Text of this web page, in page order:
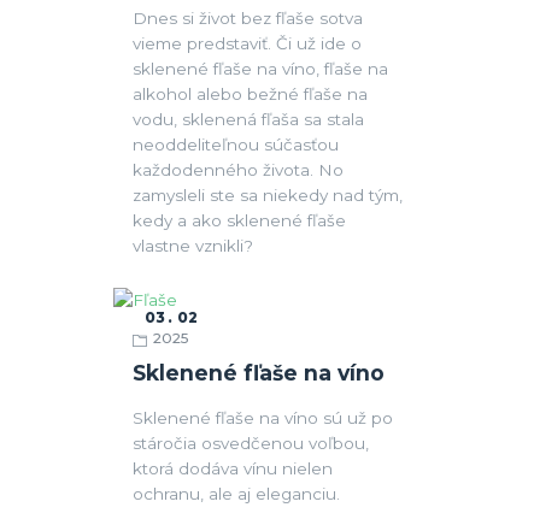
Dnes si život bez fľaše sotva
vieme predstaviť. Či už ide o
sklenené fľaše na víno, fľaše na
alkohol alebo bežné fľaše na
vodu, sklenená fľaša sa stala
neoddeliteľnou súčasťou
každodenného života. No
zamysleli ste sa niekedy nad tým,
kedy a ako sklenené fľaše
vlastne vznikli?
Sklenené fľaše na víno
03
02
2025
Fľaše
Sklenené fľaše na víno sú už po
stáročia osvedčenou voľbou,
ktorá dodáva vínu nielen
ochranu, ale aj eleganciu.